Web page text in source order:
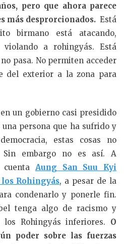
pero que ahora parece
más desprorcionados. Está
birmano está atacando,
violando a rohingyás. Está
pasa. No permiten acceder
del exterior a la zona para
un gobierno casi presidido
una persona que ha sufrido y
estas cosas no
Sin embargo no es así. A
Aung San Suu Kyi
Rohingyás, a pesar de la
condenarlo y ponerle fin.
tenga algo de racismo y
Rohingyás inferiores. O
poder sobre las fuerzas